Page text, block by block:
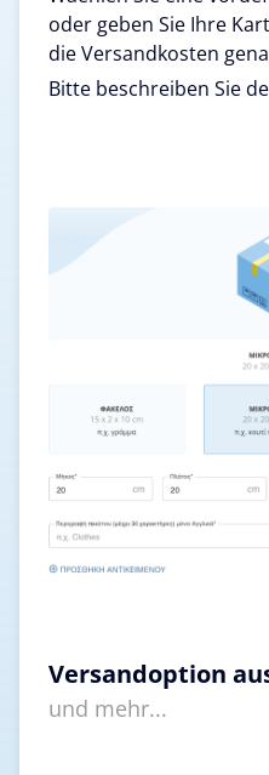
oder geben Sie Ihre
die Versandkosten
Bitte beschreiben Sie
Versandoption
und mehr...